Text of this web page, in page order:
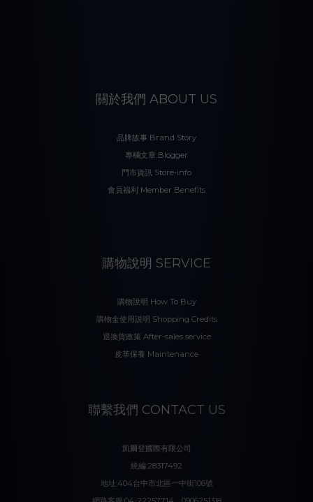
關於我們 ABOUT US
品牌故事 Brand Story
專欄文章 Blogger
門市資訊 Store-info
會員福利 Member Benefits
購物說明 SERVICE
購物說明 How To Buy
購物金使用説明 Shopping Credits
退換貨政策 After-sales service
皮革保養 Maintenance
聯繫我們 CONTACT US
凱爾登國際有限公司
統編:28317492
地址:404台中市北區一中街106號